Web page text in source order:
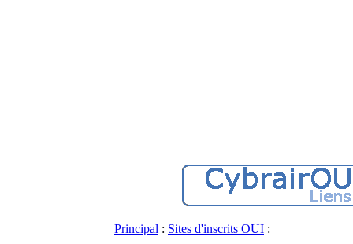
Principal : Sites d'inscrits OUI :